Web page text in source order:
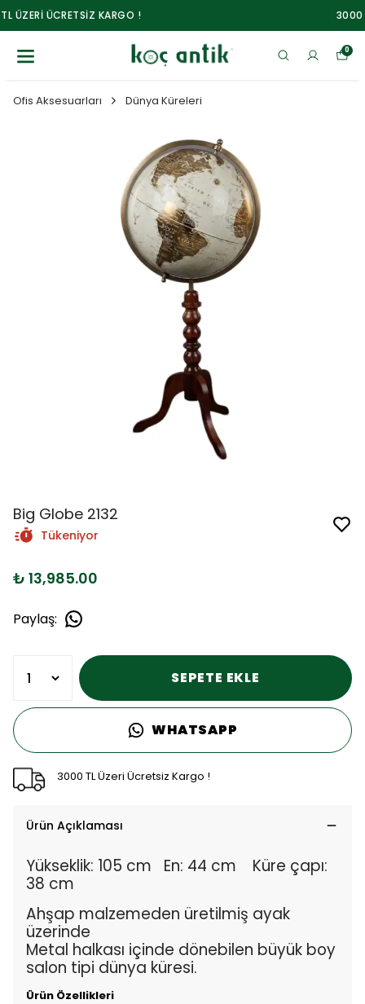
3000 TL ÜZERİ ÜCRETSİZ KARGO !
0
Ofis Aksesuarları Dünya Küreleri
Big Globe 2132
Tükeniyor
₺ 13,985.00
Paylaş:
SEPETE EKLE
WHATSAPP
3000 TL Üzeri Ücretsiz Kargo !
Ürün Açıklaması
Yükseklik: 105 cm En: 44 cm Küre çapı:
38 cm
Ahşap malzemeden üretilmiş ayak
üzerinde
Metal halkası içinde dönebilen büyük boy
salon tipi dünya küresi.
Ürün Özellikleri